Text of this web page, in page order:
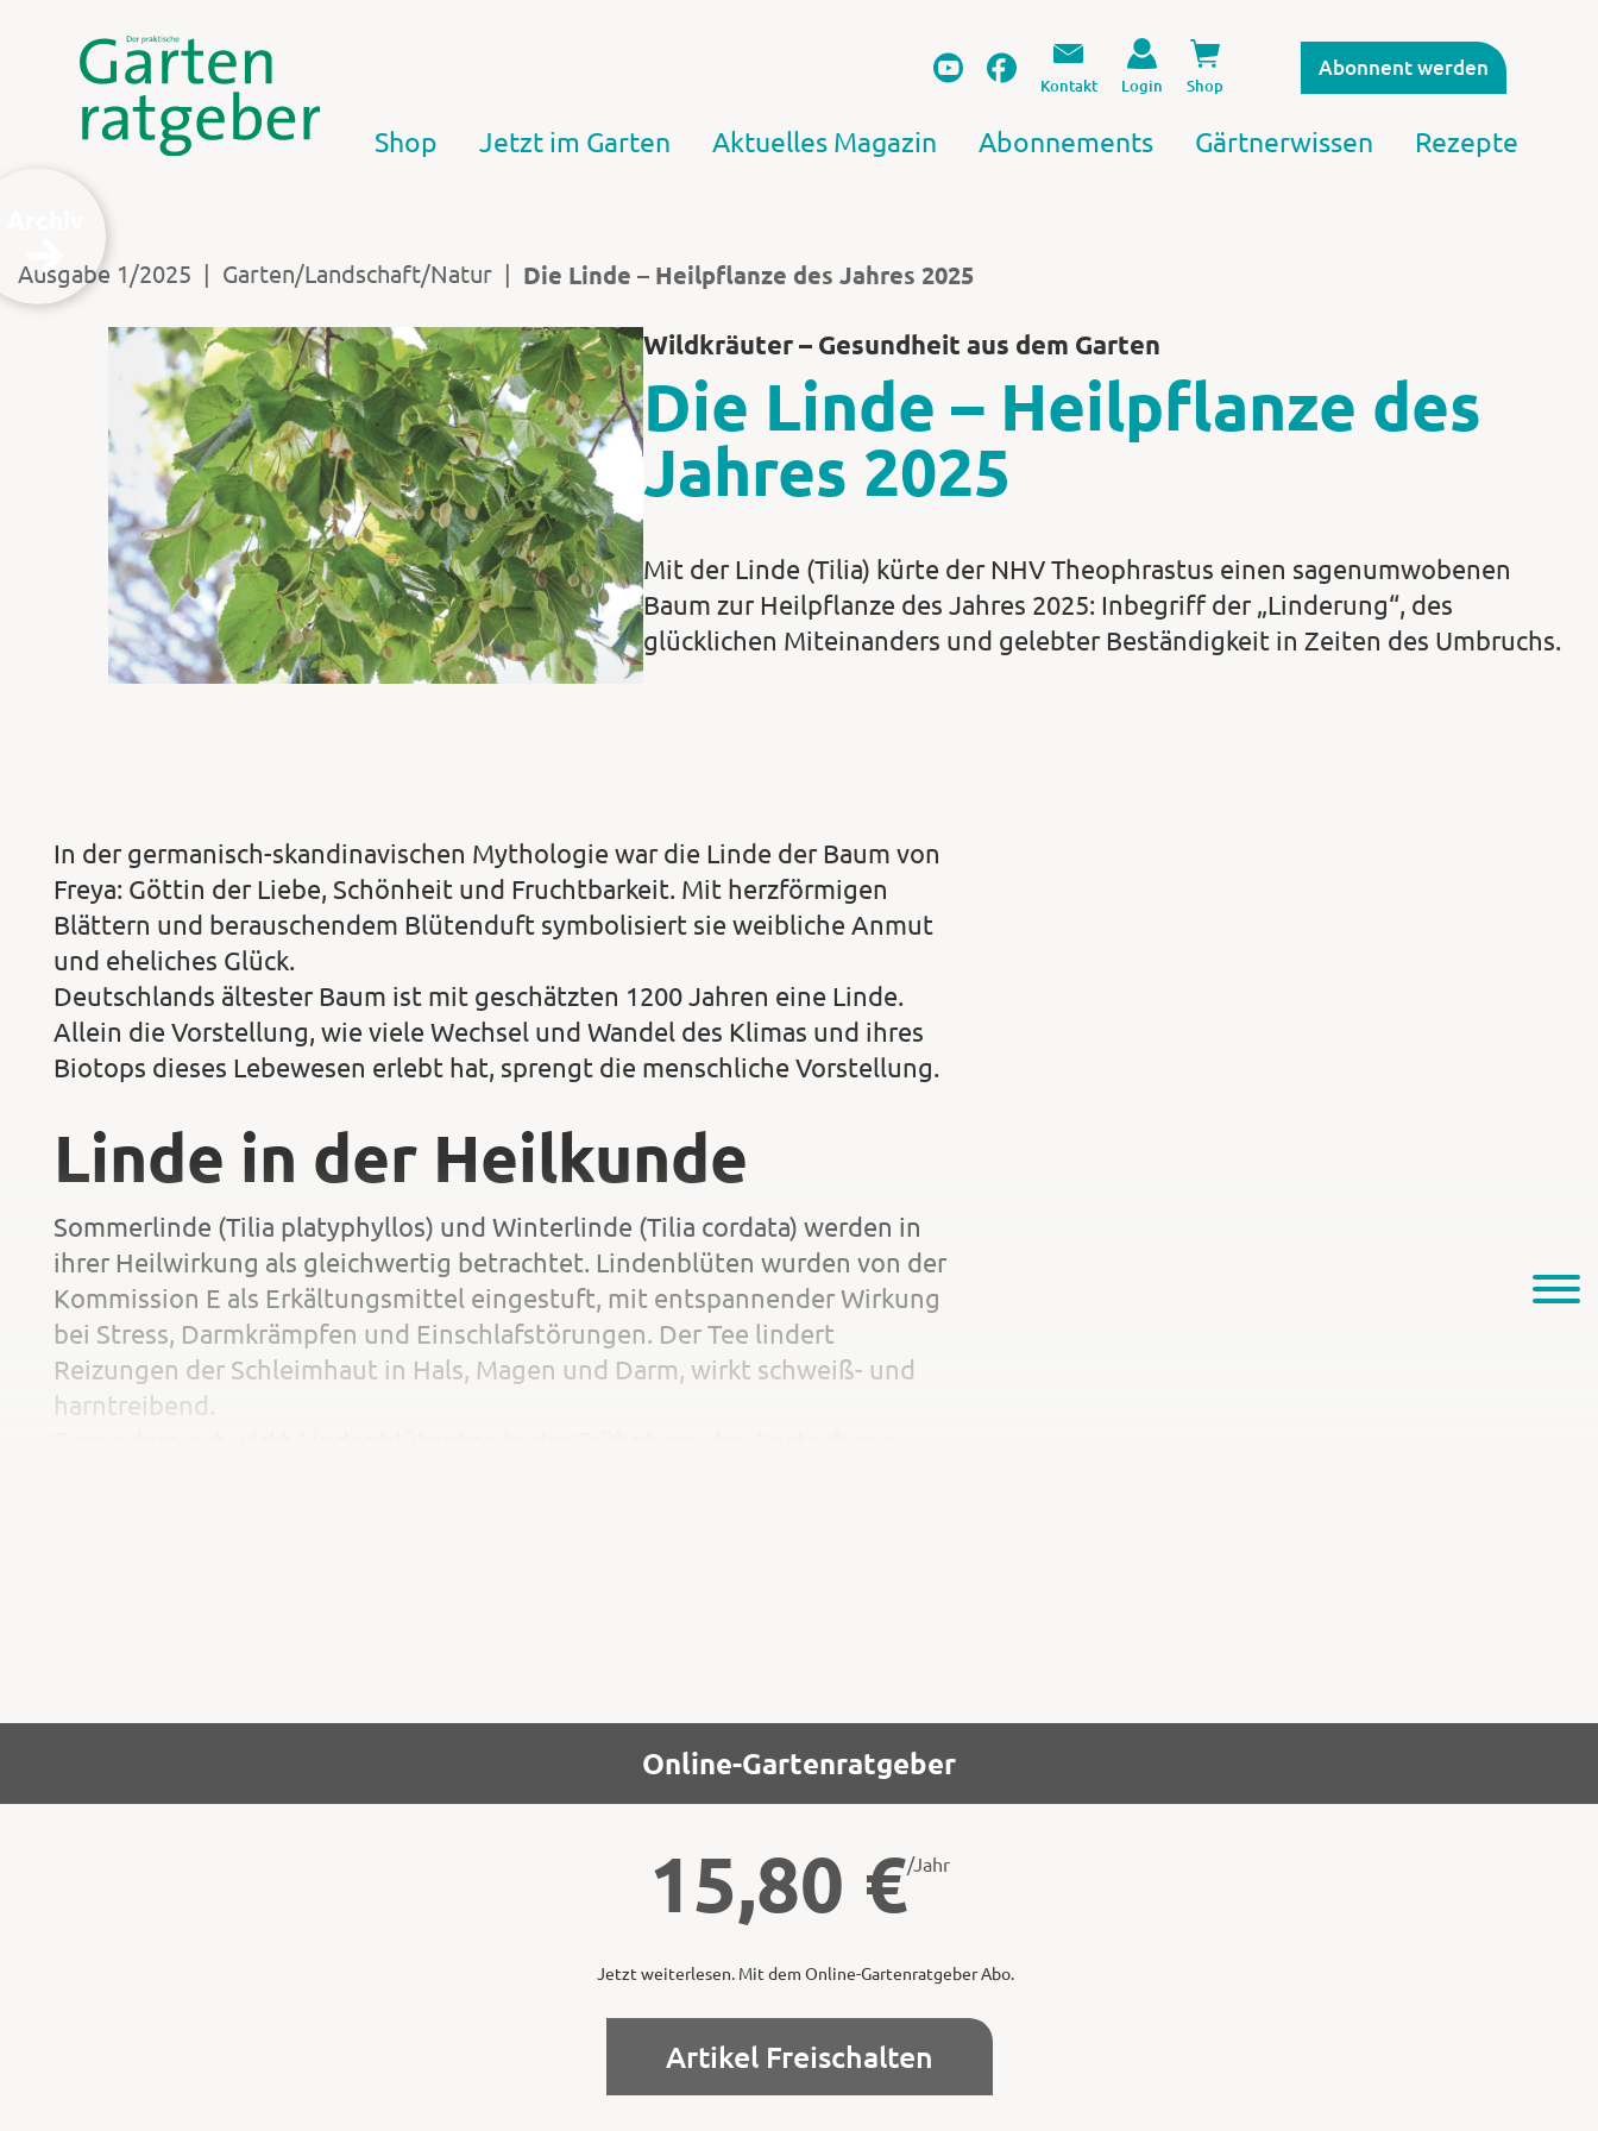
Kontakt Login Shop
Abonnent werden
Shop Jetzt im Garten Aktuelles Magazin Abonnements Gärtnerwissen Rezepte
Ausgabe 1/2025 | Garten/Landschaft/Natur | Die Linde – Heilpflanze des Jahres 2025
Wildkräuter – Gesundheit aus dem Garten
Die Linde – Heilpflanze des
Jahres 2025
Mit der Linde (Tilia) kürte der NHV Theophrastus einen sagenumwobenen
Baum zur Heilpflanze des Jahres 2025: Inbegriff der „Linderung“, des
glücklichen Miteinanders und gelebter Beständigkeit in Zeiten des Umbruchs.
In der germanisch-skandinavischen Mythologie war die Linde der Baum von
Freya: Göttin der Liebe, Schönheit und Fruchtbarkeit. Mit herzförmigen
Blättern und berauschendem Blütenduft symbolisiert sie weibliche Anmut
und eheliches Glück.
Deutschlands ältester Baum ist mit geschätzten 1200 Jahren eine Linde.
Allein die Vorstellung, wie viele Wechsel und Wandel des Klimas und ihres
Biotops dieses Lebewesen erlebt hat, sprengt die menschliche Vorstellung.
Linde in der Heilkunde
Sommerlinde (Tilia platyphyllos) und Winterlinde (Tilia cordata) werden in
ihrer Heilwirkung als gleichwertig betrachtet. Lindenblüten wurden von der
Kommission E als Erkältungsmittel eingestuft, mit entspannender Wirkung
bei Stress, Darmkrämpfen und Einschlafstörungen. Der Tee lindert
Reizungen der Schleimhaut in Hals, Magen und Darm, wirkt schweiß- und
harntreibend.
Online-Gartenratgeber
15,80 €/Jahr
Jetzt weiterlesen. Mit dem Online-Gartenratgeber Abo.
Artikel Freischalten